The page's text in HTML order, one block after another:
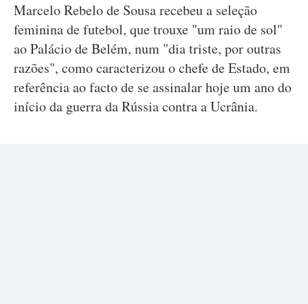
Marcelo Rebelo de Sousa recebeu a seleção
feminina de futebol, que trouxe "um raio de sol"
ao Palácio de Belém, num "dia triste, por outras
razões", como caracterizou o chefe de Estado, em
referência ao facto de se assinalar hoje um ano do
início da guerra da Rússia contra a Ucrânia.